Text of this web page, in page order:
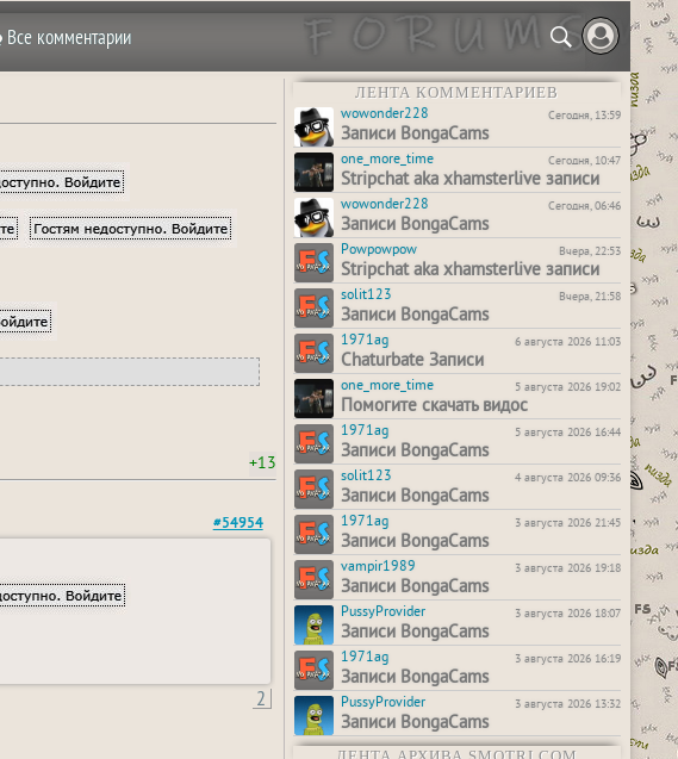
Все комментарии
+13
#54954
2
ЛЕНТА КОММЕНТАРИЕВ
wowonder228
Сегодня, 13:59
Записи BongaCams
one_more_time Сегодня, 10:47
Stripchat aka xhamsterlive записи
wowonder228 Сегодня, 06:46
Записи BongaCams
Powpowpow Вчера, 22:53
Stripchat aka xhamsterlive записи
solit123 Вчера, 21:58
Записи BongaCams
1971ag 6 августа 2026 11:03
Chaturbate Записи
one_more_time 5 августа 2026 19:02
Помогите скачать видос
1971ag 5 августа 2026 16:44
Записи BongaCams
solit123 4 августа 2026 09:36
Записи BongaCams
1971ag 3 августа 2026 21:45
Записи BongaCams
vampir1989 3 августа 2026 19:18
Записи BongaCams
PussyProvider 3 августа 2026 18:07
Записи BongaCams
1971ag 3 августа 2026 16:19
Записи BongaCams
PussyProvider 3 августа 2026 13:32
Записи BongaCams